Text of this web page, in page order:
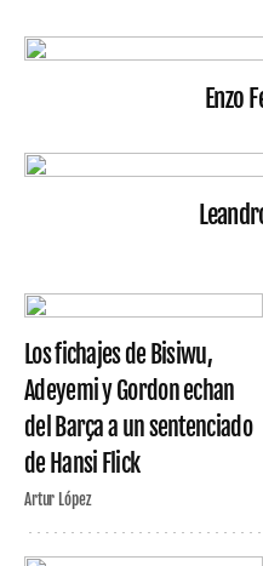
Enzo
Los fichajes de Bisiwu,
Adeyemi y Gordon echan
del Barça a un sentenciado
de Hansi Flick
Artur López